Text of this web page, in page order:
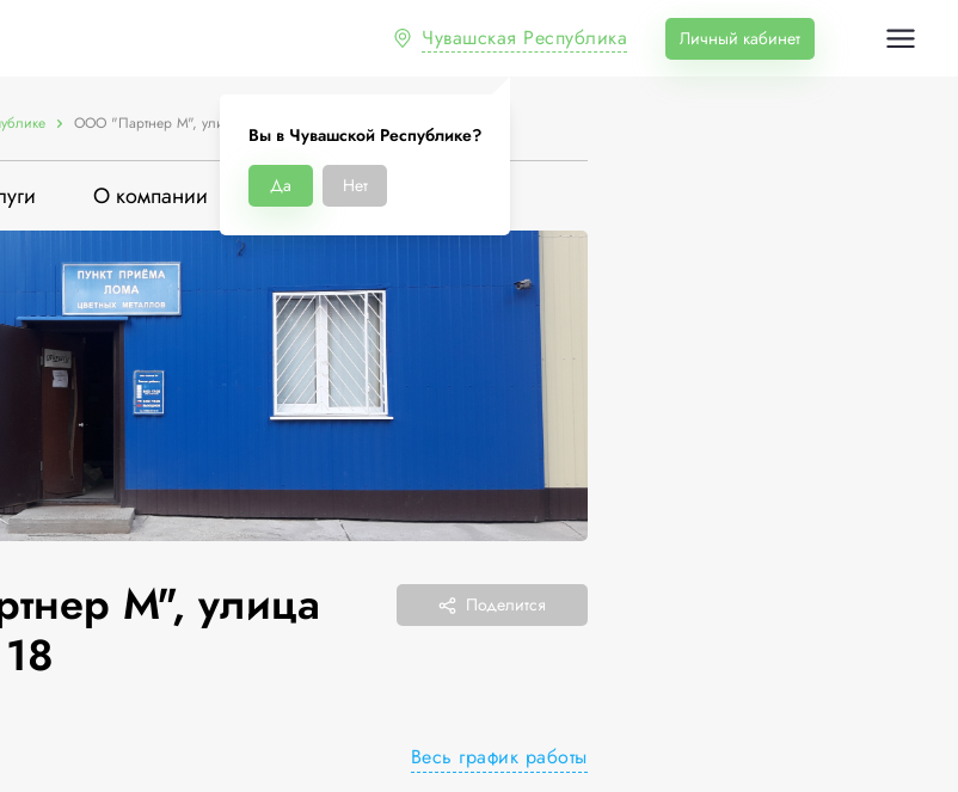
Чувашская Республика
Вы в Чувашской Республике?
Да Нет
Личный кабинет
ООО "Партнер М", улица Хузангая, 18
О компании
М", улица
Поделится
Весь график работы